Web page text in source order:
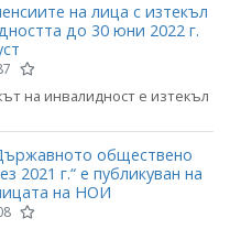
на лица с изтекъл
до 30 юни 2022 г.
на инвалидност е изтекъл
обществено
2021 г.“ е публикуван на
на НОИ